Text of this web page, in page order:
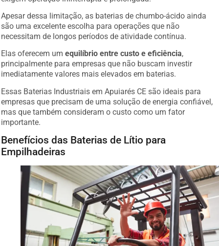
Apesar dessa limitação, as baterias de chumbo-ácido ainda
são uma excelente escolha para operações que não
necessitam de longos períodos de atividade contínua.
Elas oferecem um equilíbrio entre custo e eficiência
principalmente para empresas que não buscam investir
imediatamente valores mais elevados em baterias.
Essas Baterias Industriais em Apuiarés CE são ideais para
empresas que precisam de uma solução de energia confiável,
mas que também consideram o custo como um fator
importante.
Benefícios das Baterias de Lítio para
Empilhadeiras